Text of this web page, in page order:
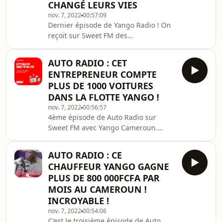
alors l'Amérique. Depuis, elle pris
goût de Los Angeles ... Alors qu'elle
travaille aujourd
CHANGÉ LEURS VIES
nov. 7, 202200:57:09
Dernier épisode de Yango Radio ! On
reçoit sur Sweet FM des
Raoul et Dollar, sont passés de
chauffeurs à partenaires.&nbsp;
AUTO RADIO : CET
ENTREPRENEUR COMPTE
PLUS DE 1000 VOITURES
DANS LA FLOTTE YANGO !
nov. 7, 202200:56:57
4ème épisode de Auto Radio sur
Sweet FM avec Yango Cameroun.
Cameroun. L'un d'entre eux compte
plus de 1000 véhicules dans sa flotte !
AUTO RADIO : CE
CHAUFFEUR YANGO GAGNE
PLUS DE 800 000FCFA PAR
MOIS AU CAMEROUN !
INCROYABLE !
nov. 7, 202200:54:06